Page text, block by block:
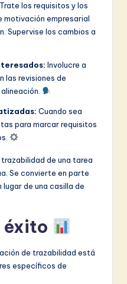
Trate los requisitos y los
motivación empresarial
Supervise los cambios a
Involucre a
las revisiones de
Cuando sea
para marcar requisitos
de una tarea
Se convierte en parte
de una casilla de
éxito
de trazabilidad está
específicos de